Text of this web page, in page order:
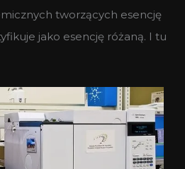
tworzących esencję
jako esencję różaną. I tu